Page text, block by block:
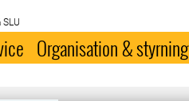
Organisation & styrning